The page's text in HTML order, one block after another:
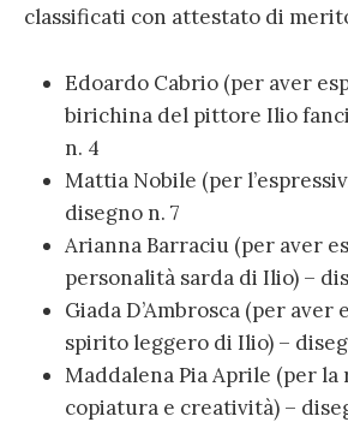
classificati con attestato di
Edoardo Cabrio (per aver
birichina del pittore Ilio
n. 4
Mattia Nobile (per
disegno n. 7
Arianna Barraciu (per aver
personalità sarda di Ilio) –
Giada D’Ambrosca (per aver
spirito leggero di Ilio) –
Maddalena Pia Aprile (per
copiatura e creatività) –